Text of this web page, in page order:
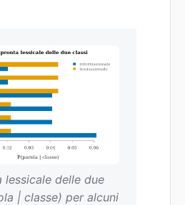
lessicale delle due
| classe) per alcuni